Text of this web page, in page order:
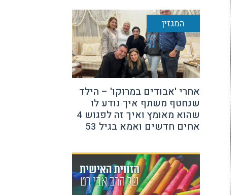
המגזין
אחרי 'אבודים במרוקו' – הילד
שנחטף משתף איך נודע לו
שהוא מאומץ ואיך זה לפגוש 4
אחים חדשים ואמא בגיל 53